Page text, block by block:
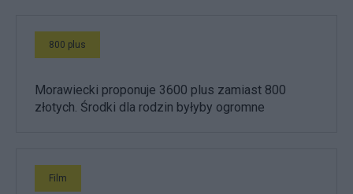
800 plus
Morawiecki proponuje 3600 plus zamiast 800
złotych. Środki dla rodzin byłyby ogromne
Film